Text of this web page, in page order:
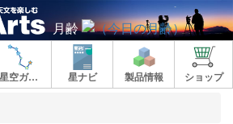
月齢
星空ガイド 星ナビ 製品情報 ショップ